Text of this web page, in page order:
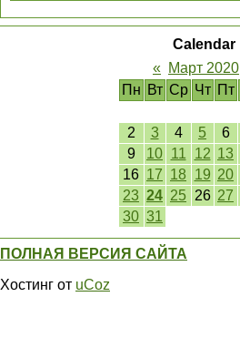
Calendar
« Март 2020
Пн Вт Ср Чт Пт
2
3 4 5 6
9
10 11 12 13
16 17 18 19 20
23 24 25 26 27
30 31
ПОЛНАЯ ВЕРСИЯ САЙТА
Хостинг от uCoz